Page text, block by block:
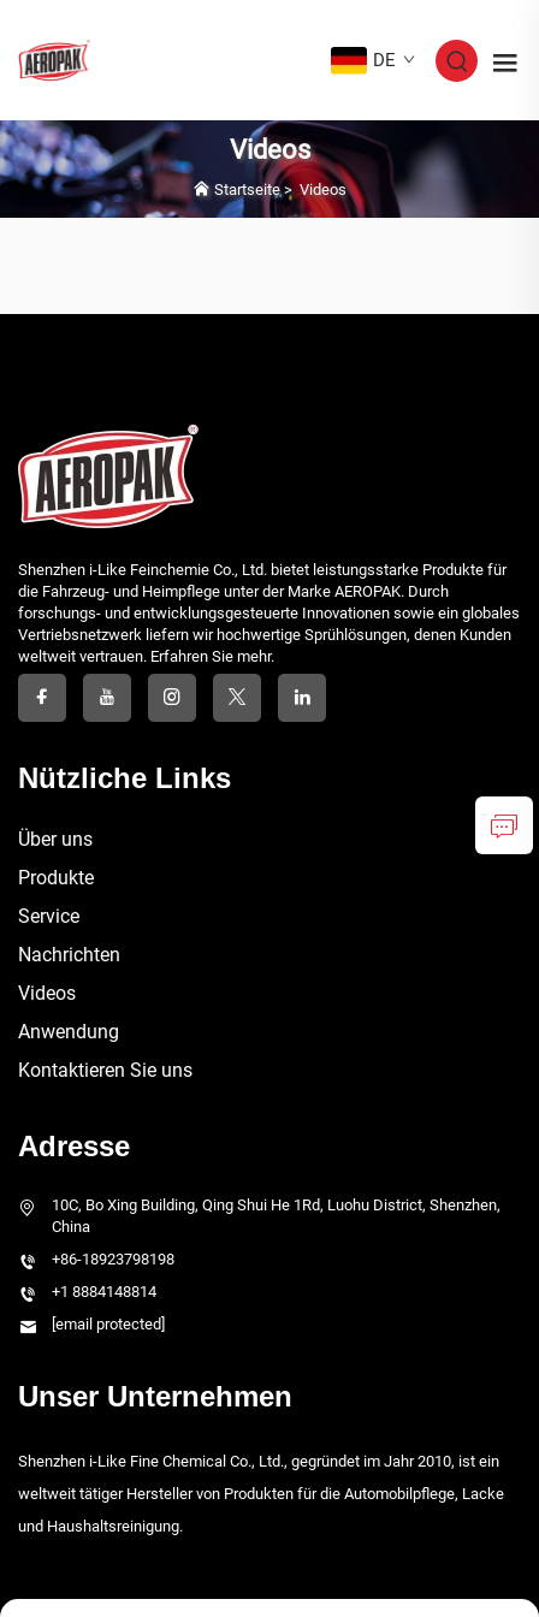
DE
Videos
Startseite>Videos
Shenzhen i-Like Feinchemie Co., Ltd. bietet leistungsstarke Produkte für
die Fahrzeug- und Heimpflege unter der Marke AEROPAK. Durch
forschungs- und entwicklungsgesteuerte Innovationen sowie ein globales
Vertriebsnetzwerk liefern wir hochwertige Sprühlösungen, denen Kunden
weltweit vertrauen. Erfahren Sie mehr.
Nützliche Links
Über uns
Produkte
Service
Nachrichten
Videos
Anwendung
Kontaktieren Sie uns
Adresse
10C, Bo Xing Building, Qing Shui He 1Rd, Luohu District, Shenzhen,
China
+86-18923798198
+1 8884148814
[email protected]
Unser Unternehmen
Shenzhen i-Like Fine Chemical Co., Ltd., gegründet im Jahr 2010, ist ein
weltweit tätiger Hersteller von Produkten für die Automobilpflege, Lacke
und Haushaltsreinigung.